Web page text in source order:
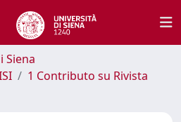
Siena
1 Contributo su Rivista